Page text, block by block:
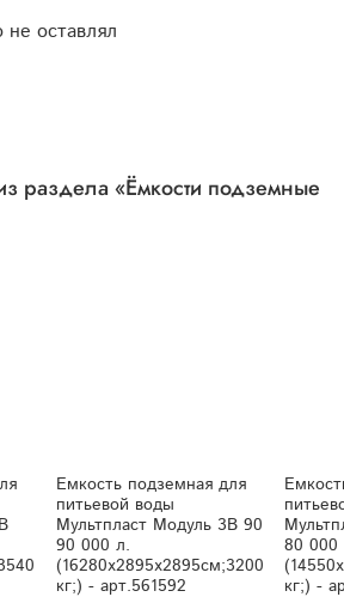
оставлял
раздела «Ёмкости подземные
Емкость подземная для
питьевой воды
Мультпласт Модуль 3В 90
90 000 л.
(16280x2895x2895см;3200
кг;) - арт.561592
Емкость
80 000
кг;) -